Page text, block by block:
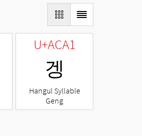
U+ACA1
겡
Hangul Syllable
Geng